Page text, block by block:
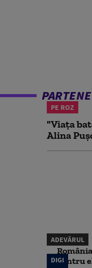
PE ROZ
"Viața
Alina
ADEVĂRUL
pentru
DIGI